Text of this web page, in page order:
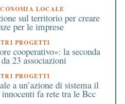
LOCALE
sul territorio per creare
per le imprese
PROGETTI
cooperativo»: la seconda
23 associazioni
PROGETTI
a un’azione di sistema il
fa rete tra le Bcc